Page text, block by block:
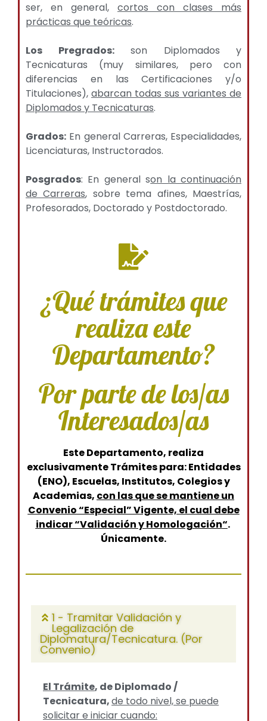
ser, en general, cortos con clases más
prácticas que teóricas.
Los Pregrados:son Diplomados y
Tecnicaturas (muy similares, pero con
diferencias en las Certificaciones y/o
Titulaciones), abarcan todas sus variantes de
Diplomados y Tecnicaturas.
Grados: En general Carreras, Especialidades,
Licenciaturas, Instructorados.
Posgrados: En general son la continuación
de Carreras, sobre tema afines, Maestrías,
Profesorados, Doctorado y Postdoctorado.
¿Qué trámites que
realiza este
Departamento?
Por parte de los/as
Interesados/as
Este Departamento, realiza
exclusivamente Trámites para: Entidades
(ENO), Escuelas, Institutos, Colegios y
Academias, con las que se mantiene un
Convenio “Especial” Vigente, el cual debe
indicar “Validación yHomologación“.
Únicamente.
1 - Tramitar Validación y
Legalización de
Diplomatura/Tecnicatura. (Por
Convenio)
El Trámite, de Diplomado /
Tecnicatura,de todo nivel, se puede
solicitar e iniciar cuando: